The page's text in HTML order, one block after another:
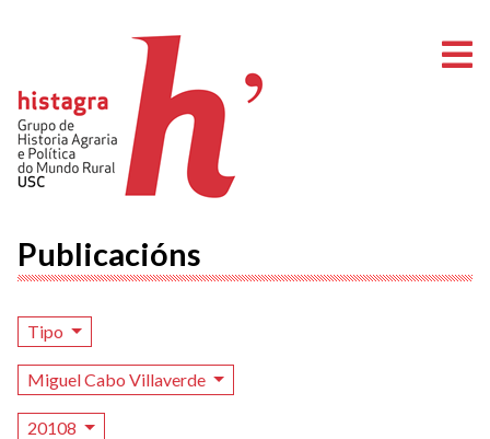
Publicacións
Tipo
Miguel Cabo Villaverde
20108